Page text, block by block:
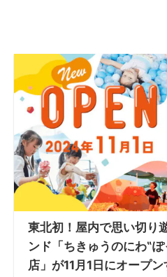
東北初！屋内で思い切り
ンド「ちきゅうのにわ‟
店」が11月1日にオープン